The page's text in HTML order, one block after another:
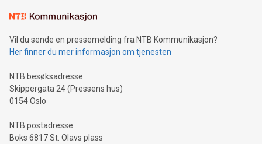
Vil du sende en pressemelding fra NTB Kommunikasjon?
Her finner du mer informasjon om tjenesten
NTB besøksadresse
Skippergata 24 (Pressens hus)
0154 Oslo
NTB postadresse
Boks 6817 St. Olavs plass